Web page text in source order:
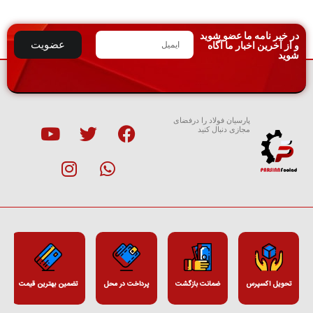
عضویت
در خبر نامه ما عضو شوید
و از آخرین اخبار ما آگاه
شوید
پارسیان فولاد را درفضای
مجازی دنبال کنید
تحویل اکسپرس ضمانت بازگشت پرداخت در محل تضمین بهترین قیمت